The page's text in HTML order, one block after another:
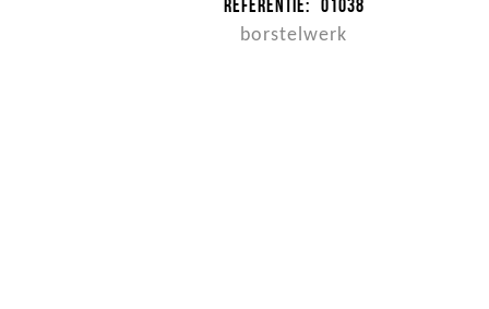
Referentie: 01038
borstelwerk